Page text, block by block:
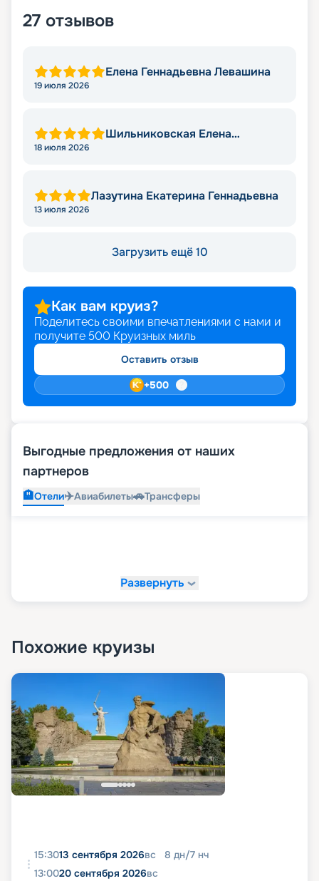
27 отзывов
Елена Геннадьевна Левашина
19 июля 2026
Шильниковская Елена
18 июля 2026
Лазутина Екатерина Геннадьевна
13 июля 2026
Загрузить ещё 10
Как вам круиз?
Поделитесь своими впечатлениями с нами и
получите 500 Круизных миль
Оставить отзыв
+500
Выгодные предложения от наших
партнеров
🏨Отели✈️Авиабилеты🚗Трансферы
Развернуть
Похожие круизы
15:3013 сентября 2026вс 8 дн/7 нч
13:0020 сентября 2026вс